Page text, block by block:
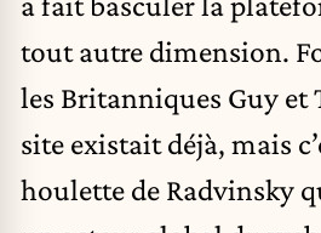
tout autre dimension.
les Britanniques Guy et
site existait déjà, mais
houlette de Radvinsky